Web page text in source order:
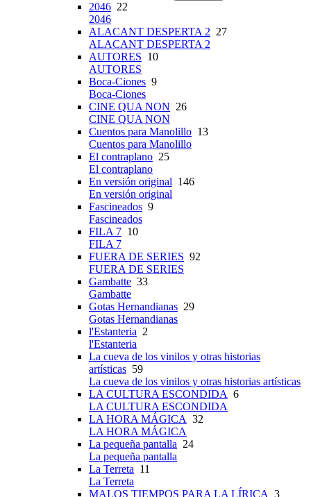
2046 22
2046
ALACANT DESPERTA 2 27
ALACANT DESPERTA 2
AUTORES 10
AUTORES
Boca-Ciones 9
Boca-Ciones
CINE QUA NON 26
CINE QUA NON
Cuentos para Manolillo 13
Cuentos para Manolillo
El contraplano 25
El contraplano
En versión original 146
En versión original
Fascineados 9
Fascineados
FILA 7 10
FILA 7
FUERA DE SERIES 92
FUERA DE SERIES
Gambatte 33
Gambatte
Gotas Hernandianas 29
Gotas Hernandianas
l'Estanteria 2
l'Estanteria
La cueva de los vinilos y otras historias
artísticas 59
La cueva de los vinilos y otras historias artísticas
LA CULTURA ESCONDIDA 6
LA CULTURA ESCONDIDA
LA HORA MÁGICA 32
LA HORA MÁGICA
La pequeña pantalla 24
La pequeña pantalla
La Terreta 11
La Terreta
MALOS TIEMPOS PARA LA LÍRICA 3